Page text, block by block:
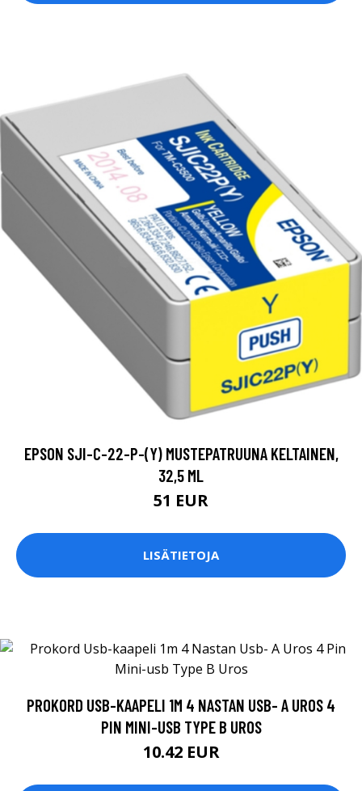
EPSON SJI-C-22-P-(Y) MUSTEPATRUUNA KELTAINEN,
32,5 ML
51 EUR
LISÄTIETOJA
PROKORD USB-KAAPELI 1M 4 NASTAN USB- A UROS 4
PIN MINI-USB TYPE B UROS
10.42 EUR